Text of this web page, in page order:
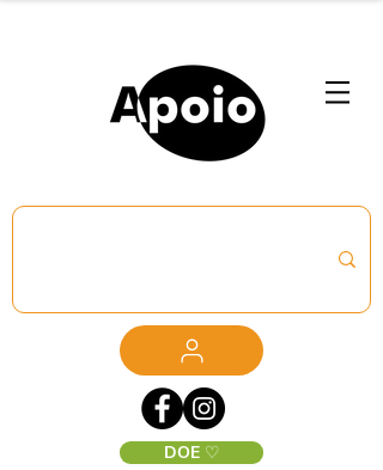
DOE ♡